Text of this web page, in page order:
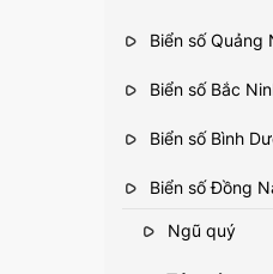
Biển số Quảng
Biển số Bắc
Biển số Bình
Biển số Đồng
Ngũ quý